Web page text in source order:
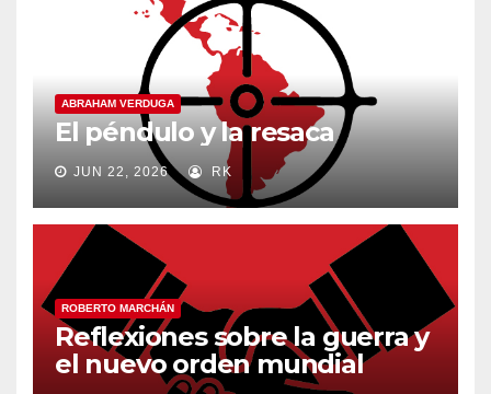
ABRAHAM VERDUGA
El péndulo y la resaca
JUN 22, 2026 RK
ROBERTO MARCHÁN
Reflexiones sobre la guerra y
el nuevo orden mundial